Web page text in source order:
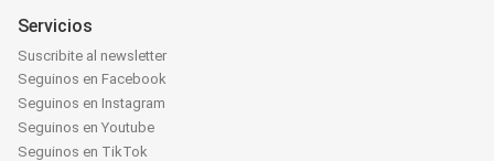
Servicios
Suscribite al newsletter
Seguinos en Facebook
Seguinos en Instagram
Seguinos en Youtube
Seguinos en TikTok